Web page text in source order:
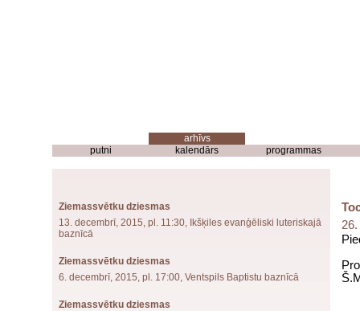
putni kalendārs programmas
Ziemassvētku dziesmas
13. decembrī, 2015, pl. 11:30, Ikšķiles evanģēliski luteriskajā
baznīcā
Ziemassvētku dziesmas
6. decembrī, 2015, pl. 17:00, Ventspils Baptistu baznīcā
Ziemassvētku dziesmas